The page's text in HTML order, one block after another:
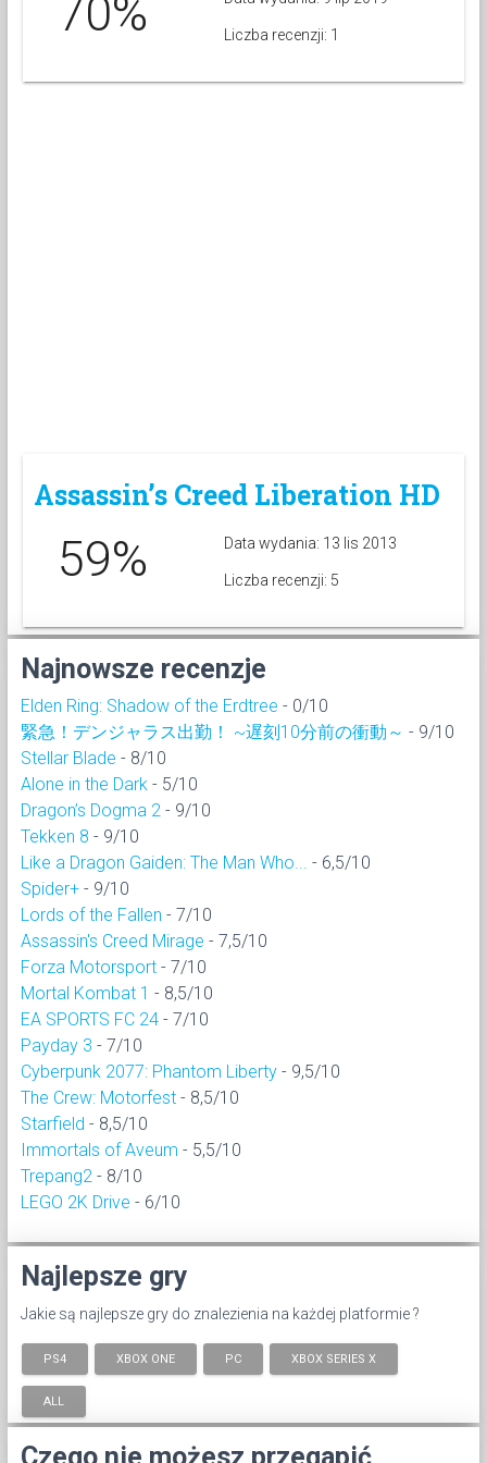
70% Liczba recenzji: 1
Assassin’s Creed Liberation HD
59% Data wydania: 13 lis 2013
Liczba recenzji: 5
Najnowsze recenzje
Elden Ring: Shadow of the Erdtree - 0/10
緊急！デンジャラス出勤！ ~遅刻10分前の衝動～ - 9/10
Stellar Blade - 8/10
Alone in the Dark - 5/10
Dragon’s Dogma 2 - 9/10
Tekken 8 - 9/10
Like a Dragon Gaiden: The Man Who... - 6,5/10
Spider+ - 9/10
Lords of the Fallen - 7/10
Assassin's Creed Mirage - 7,5/10
Forza Motorsport - 7/10
Mortal Kombat 1 - 8,5/10
EA SPORTS FC 24 - 7/10
Payday 3 - 7/10
Cyberpunk 2077: Phantom Liberty - 9,5/10
The Crew: Motorfest - 8,5/10
Starfield - 8,5/10
Immortals of Aveum - 5,5/10
Trepang2 - 8/10
LEGO 2K Drive - 6/10
Najlepsze gry
Jakie są najlepsze gry do znalezienia na każdej platformie ?
PS4 XBOX ONE PC XBOX SERIES X
ALL